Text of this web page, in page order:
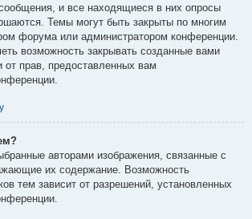
и все находящиеся в них опросы
Темы могут быть закрыты по многим
форума или администратором конференции.
возможность закрывать созданные вами
от прав, предоставленных вам
авторами изображения, связанные с
их содержание. Возможность
тем зависит от разрешений, установленных